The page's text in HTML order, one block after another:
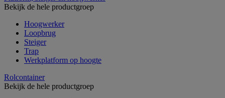
Bekijk de hele productgroep
Hoogwerker
Loopbrug
Steiger
Trap
Werkplatform op hoogte
Rolcontainer
Bekijk de hele productgroep